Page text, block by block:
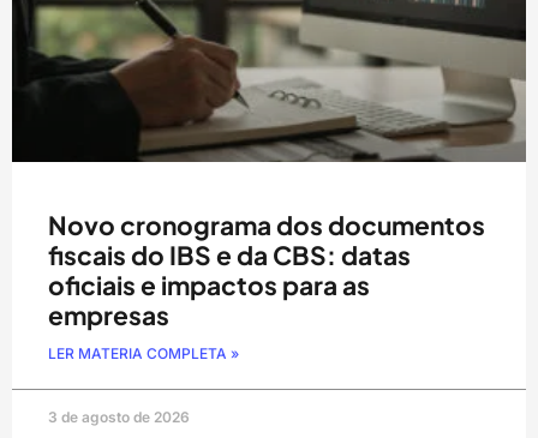
Novo cronograma dos documentos
fiscais do IBS e da CBS: datas
oficiais e impactos para as
empresas
LER MATERIA COMPLETA »
3 de agosto de 2026